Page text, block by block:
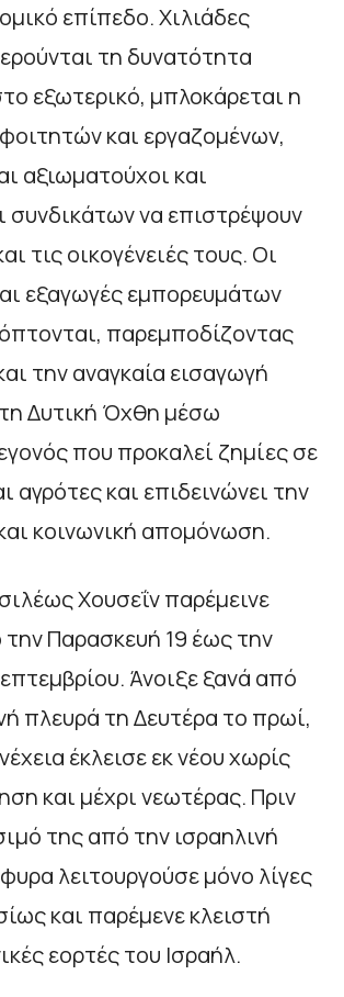
επίπεδο. Χιλιάδες
τη δυνατότητα
εξωτερικό, μπλοκάρεται η
και εργαζομένων,
αξιωματούχοι και
να επιστρέψουν
τις οικογένειές τους. Οι
εξαγωγές εμπορευμάτων
παρεμποδίζοντας
την αναγκαία εισαγωγή
Δυτική Όχθη μέσω
που προκαλεί ζημίες σε
αγρότες και επιδεινώνει την
κοινωνική απομόνωση.
Χουσεΐν παρέμεινε
την Παρασκευή 19 έως την
Άνοιξε ξανά από
πλευρά τη Δευτέρα το πρωί,
έκλεισε εκ νέου χωρίς
και μέχρι νεωτέρας. Πριν
της από την ισραηλινή
λειτουργούσε μόνο λίγες
και παρέμενε κλειστή
εορτές του Ισραήλ.